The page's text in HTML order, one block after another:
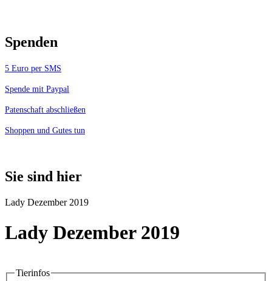
Spenden
5 Euro per SMS
Spende mit Paypal
Patenschaft abschließen
Shoppen und Gutes tun
Sie sind hier
Lady Dezember 2019
Lady Dezember 2019
Tierinfos